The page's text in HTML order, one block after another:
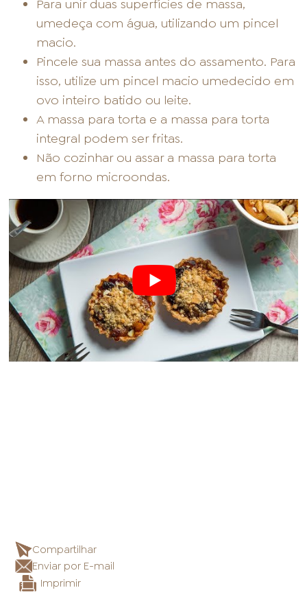
Para unir duas superfícies de massa,
umedeça com água, utilizando um pincel
macio.
Pincele sua massa antes do assamento. Para
isso, utilize um pincel macio umedecido em
ovo inteiro batido ou leite.
A massa para torta e a massa para torta
integral podem ser fritas.
Não cozinhar ou assar a massa para torta
em forno microondas.
Compartilhar
Enviar por E-mail
Imprimir